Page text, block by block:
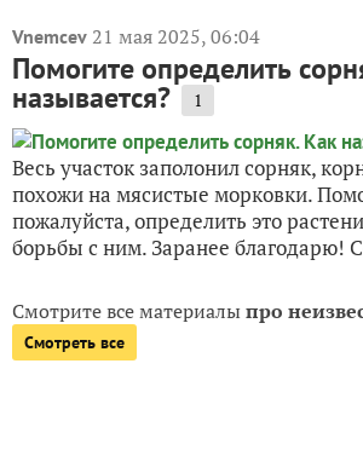
Vnemcev 21 мая 2025, 06:04
Помогите определить
называется? 1
Весь участок заполонил сорняк,
похожи на мясистые морковки.
пожалуйста, определить это
борьбы с ним. Заранее благодарю!
Смотрите все материалыпро
Смотреть все